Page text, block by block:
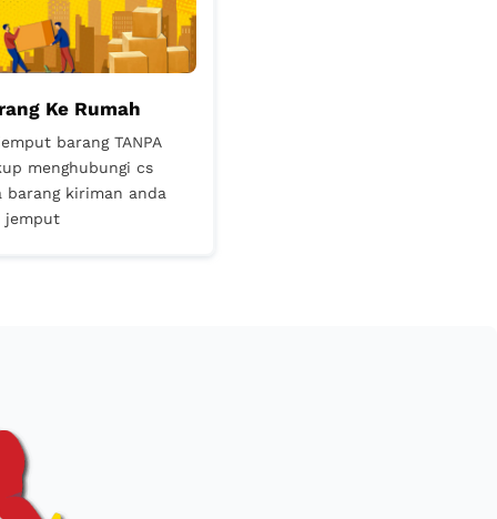
Ke Rumah
barang TANPA
menghubungi cs
barang kiriman anda
jemput